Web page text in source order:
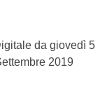
da giovedì 5
2019